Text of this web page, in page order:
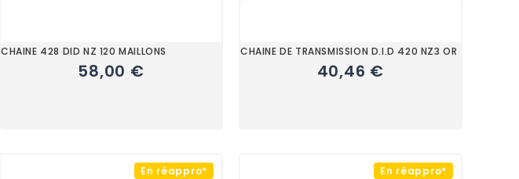
CHAINE 428 DID NZ 120 MAILLONS
58,00 €
CHAINE DE TRANSMISSION D.I.D 420 NZ3 OR
40,46 €
En réappro* En réappro*